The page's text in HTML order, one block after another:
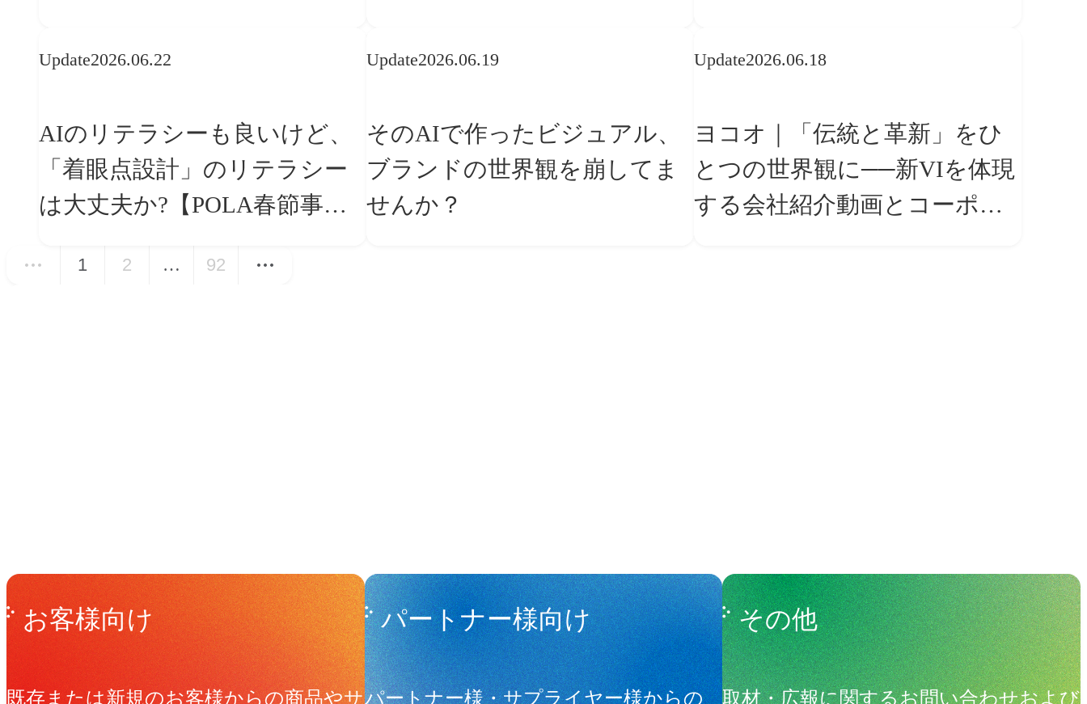
Update2026.06.22
AIのリテラシーも良いけど、
「着眼点設計」のリテラシー
は大丈夫か?【POLA春節事例
に学ぶプランニング思考】
Update2026.06.19
そのAIで作ったビジュアル、
ブランドの世界観を崩してま
せんか？
Update2026.06.18
ヨコオ｜「伝統と革新」をひ
とつの世界観に──新VIを体現
する会社紹介動画とコーポレ
1 2 … 92
Get in Touchお問い合わせ
お客様向け
既存または新規のお客様からの商品やサ
パートナー様向け
パートナー様・サプライヤー様からの
その他
取材・広報に関するお問い合わせおよび